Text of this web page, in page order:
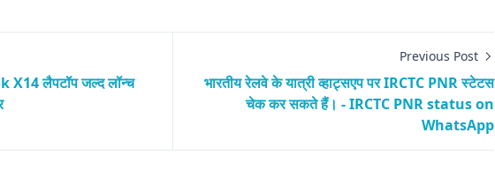
X14 लैपटॉप जल्द लॉन्च
Previous Post
भारतीय रेलवे के यात्री व्हाट्सएप पर IRCTC PNR स्टेटस
चेक कर सकते हैं। - IRCTC PNR status on
WhatsApp